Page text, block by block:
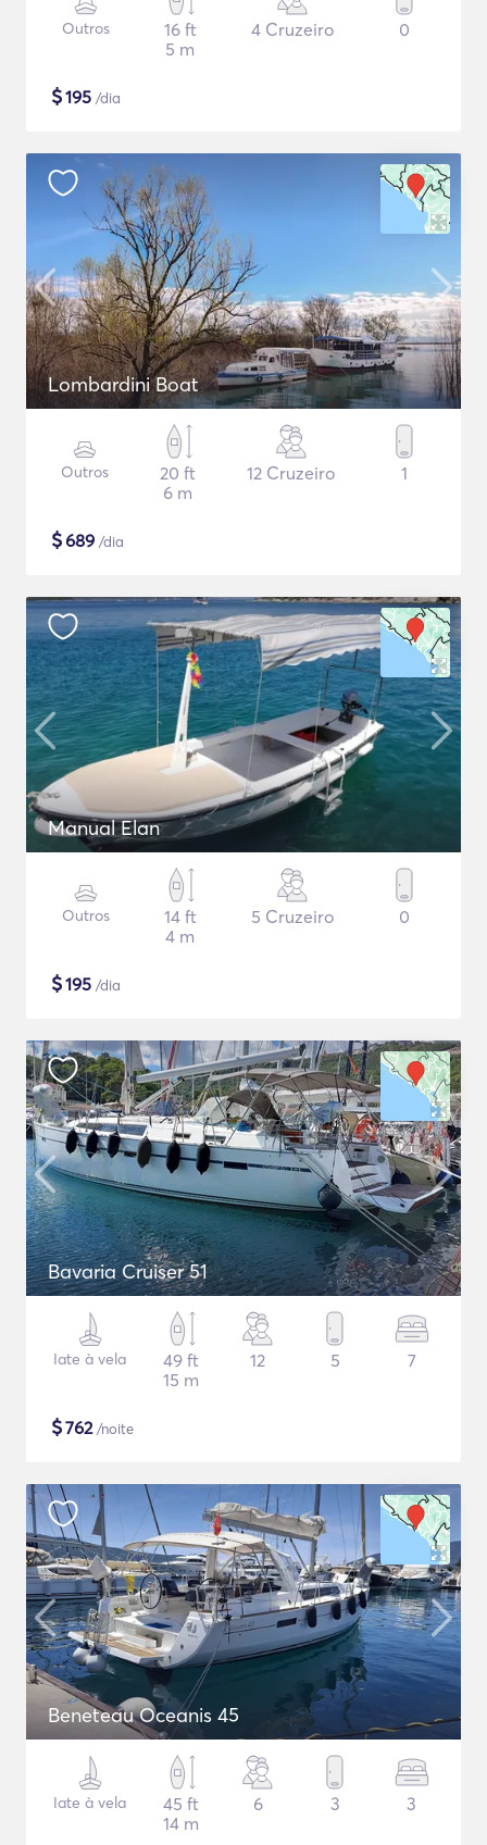
Outros
16 ft
5 m
4 Cruzeiro 0
$195 /dia
Lombardini Boat
Outros
20 ft
6 m
12 Cruzeiro 1
$689 /dia
Manual Elan
Outros
14 ft
4 m
5 Cruzeiro 0
$195 /dia
Bavaria Cruiser 51
Iate à vela
49 ft
15 m
12 5 7
$762/noite
Beneteau Oceanis 45
Iate à vela
45 ft
14 m
6 3 3